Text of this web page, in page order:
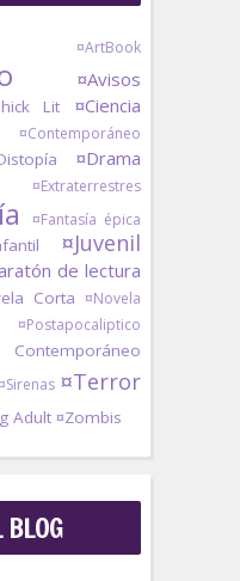
¤ArtBook
¤Avisos
Lit
¤Ciencia
¤Contemporáneo
¤Drama
¤Extraterrestres
¤Fantasía épica
¤Juvenil
de lectura
Corta ¤Novela
¤Postapocaliptico
¤Sirenas ¤Terror
Adult ¤Zombis